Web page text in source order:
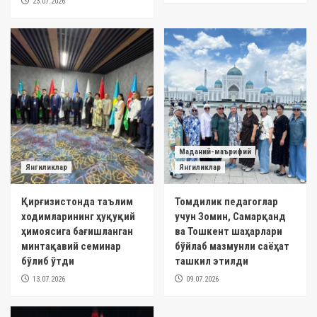
Янгиликлар
Қирғизистонда таълим
ходимларининг ҳуқуқий
ҳимоясига бағишланган
минтақавий семинар
бўлиб ўтди
13.07.2026
Маданий-маърифий
Янгиликлар
Томдилик педагоглар
учун Зомин, Самарқанд
ва Тошкент шаҳарлари
бўйлаб мазмунли саёҳат
ташкил этилди
09.07.2026